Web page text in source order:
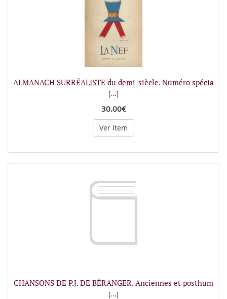
ALMANACH SURRÉALISTE du demi-siècle. Numéro spécia
[...]
30.00€
Ver Item
CHANSONS DE P.J. DE BÉRANGER. Anciennes et posthum
[...]